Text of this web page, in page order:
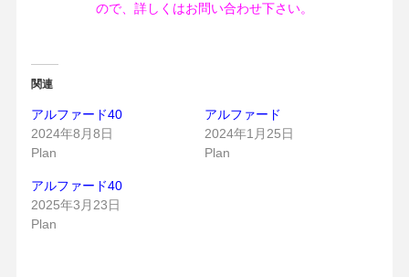
ので、詳しくはお問い合わせ下さい。
関連
アルファード40
2024年8月8日
Plan
アルファード
2024年1月25日
Plan
アルファード40
2025年3月23日
Plan